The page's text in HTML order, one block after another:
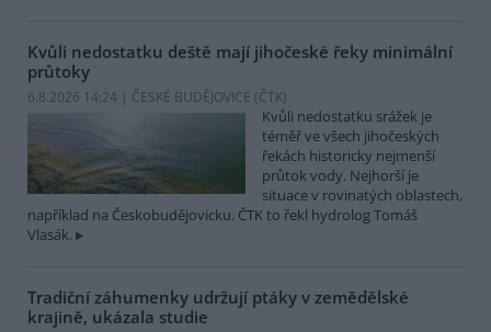
Kvůli nedostatku deště mají jihočeské řeky minimální
průtoky
6.8.2026 14:24 | ČESKÉ BUDĚJOVICE (ČTK)
Kvůli nedostatku srážek je
téměř ve všech jihočeských
řekách historicky nejmenší
průtok vody. Nejhorší je
situace v rovinatých oblastech,
například na Českobudějovicku. ČTK to řekl hydrolog Tomáš
Vlasák.
Tradiční záhumenky udržují ptáky v zemědělské
krajině, ukázala studie